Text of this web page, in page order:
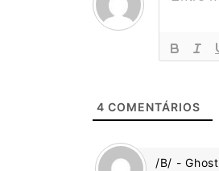
4 COMENTÁRIOS
/B/ - Ghost